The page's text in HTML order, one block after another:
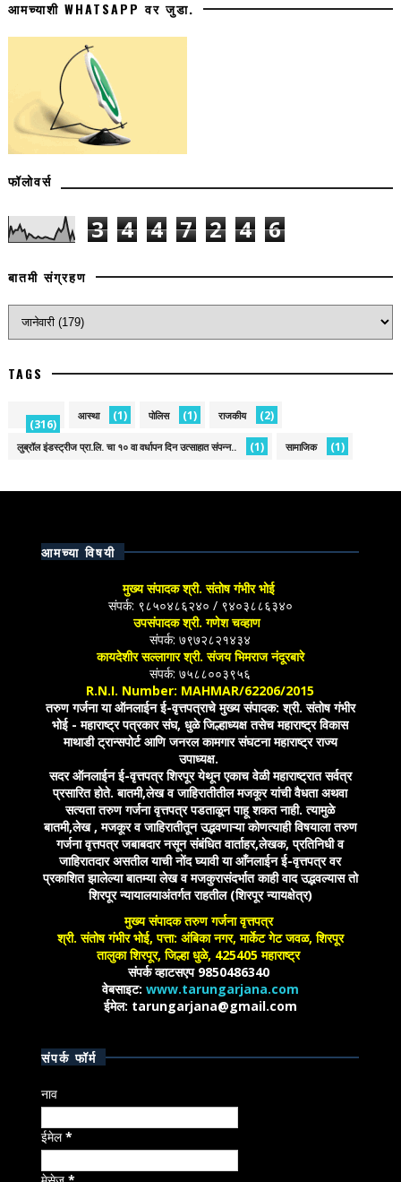
आमच्याशी WHATSAPP वर जुडा.
फॉलोवर्स
3 4 4 7 2 4 6
बातमी संग्रहण
TAGS
(316)
आस्था (1) पोलिस (1) राजकीय (2)
लुब्रॉल इंडस्ट्रीज प्रा.लि. चा १० वा वर्धापन दिन उत्साहात संपन्न.. (1) सामाजिक (1)
आमच्या विषयी
मुख्य संपादक श्री. संतोष गंभीर भोई
संपर्क: ९८५०४८६२४० / ९४०३८८६३४०
उपसंपादक श्री. गणेश चव्हाण
संपर्क: ७९७२८२१४३४
कायदेशीर सल्लागार श्री. संजय भिमराज नंदूरबारे
संपर्क: ७५८८००३९५६
R.N.I. Number: MAHMAR/62206/2015
तरुण गर्जना या ऑनलाईन ई-वृत्तपत्राचे मुख्य संपादक: श्री. संतोष गंभीर
भोई - महाराष्ट्र पत्रकार संघ, धुळे जिल्हाध्यक्ष तसेच महाराष्ट्र विकास
माथाडी ट्रान्सपोर्ट आणि जनरल कामगार संघटना महाराष्ट्र राज्य
उपाध्यक्ष.
सदर ऑनलाईन ई-वृत्तपत्र शिरपूर येथून एकाच वेळी महाराष्ट्रात सर्वत्र
प्रसारित होते. बातमी,लेख व जाहिरातीतील मजकूर यांची वैधता अथवा
सत्यता तरुण गर्जना वृत्तपत्र पडताळून पाहू शकत नाही. त्यामुळे
बातमी,लेख , मजकूर व जाहिरातीतून उद्भवणाऱ्या कोणत्याही विषयाला तरुण
गर्जना वृत्तपत्र जबाबदार नसून संबंधित वार्ताहर,लेखक, प्रतिनिधी व
जाहिरातदार असतील याची नोंद घ्यावी या आँनलाईन ई-वृत्तपत्र वर
प्रकाशित झालेल्या बातम्या लेख व मजकुरासंदर्भात काही वाद उद्भवल्यास तो
शिरपूर न्यायालयाअंतर्गत राहतील (शिरपूर न्यायक्षेत्र)
मुख्य संपादक तरुण गर्जना वृत्तपत्र
श्री. संतोष गंभीर भोई, पत्ता: अंबिका नगर, मार्केट गेट जवळ, शिरपूर
तालुका शिरपूर, जिल्हा धुळे, 425405 महाराष्ट्र
संपर्क व्हाटसएप 9850486340
वेबसाइट: www.tarungarjana.com
ईमेल: tarungarjana@gmail.com
संपर्क फॉर्म
नाव
ईमेल*